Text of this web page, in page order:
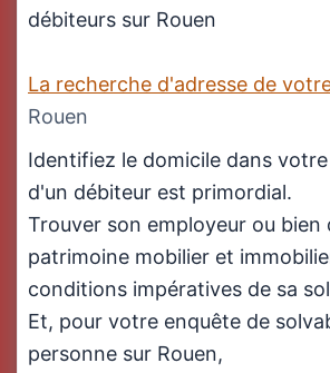
débiteurs sur Rouen
La recherche d'adresse de
Rouen
Identifiez le domicile dans
d'un débiteur est primordial.
Trouver son employeur ou bien
patrimoine mobilier et
conditions impératives de sa
Et, pour votre enquête de
personne sur Rouen,